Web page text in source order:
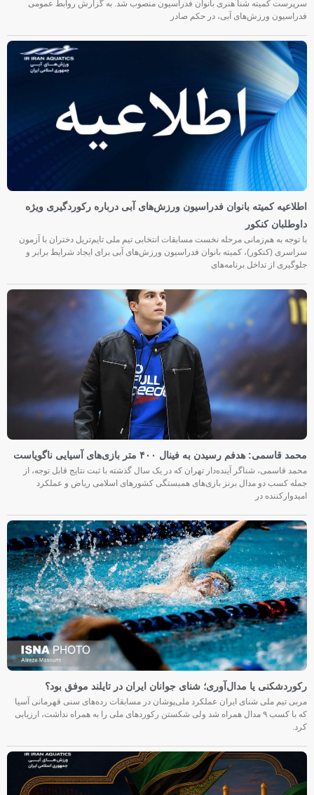
سرپرست کمیته شنا هنری بانوان فدراسیون منصوب شد. به گزارش روابط عمومی
فدراسیون ورزش‌های آبی، در حکم صادر
اطلاعیه کمیته بانوان فدراسیون ورزش‌های آبی درباره رکوردگیری ویژه
داوطلبان کنکور
با توجه به هم‌زمانی مرحله نخست مسابقات انتخابی تیم ملی تایم‌تریل دختران با آزمون
سراسری (کنکور)، کمیته بانوان فدراسیون ورزش‌های آبی برای ایجاد شرایط برابر و
جلوگیری از تداخل برنامه‌های
محمد قاسمی: هدفم رسیدن به فینال ۴۰۰ متر بازی‌های آسیایی ناگویاست
محمد قاسمی، شناگر آینده‌دار تهران که در یک سال گذشته با ثبت نتایج قابل توجه، از
جمله کسب دو مدال برنز بازی‌های همبستگی کشورهای اسلامی ریاض و عملکرد
امیدوارکننده در
رکوردشکنی یا مدال‌آوری؛ شنای جوانان ایران در تایلند موفق بود؟
مربی تیم ملی شنای ایران عملکرد ملی‌پوشان در مسابقات رده‌های سنی قهرمانی آسیا
که با کسب ۹ مدال همراه شد ولی شکستن رکوردهای ملی را به همراه نداشت، ارزیابی
کرد.